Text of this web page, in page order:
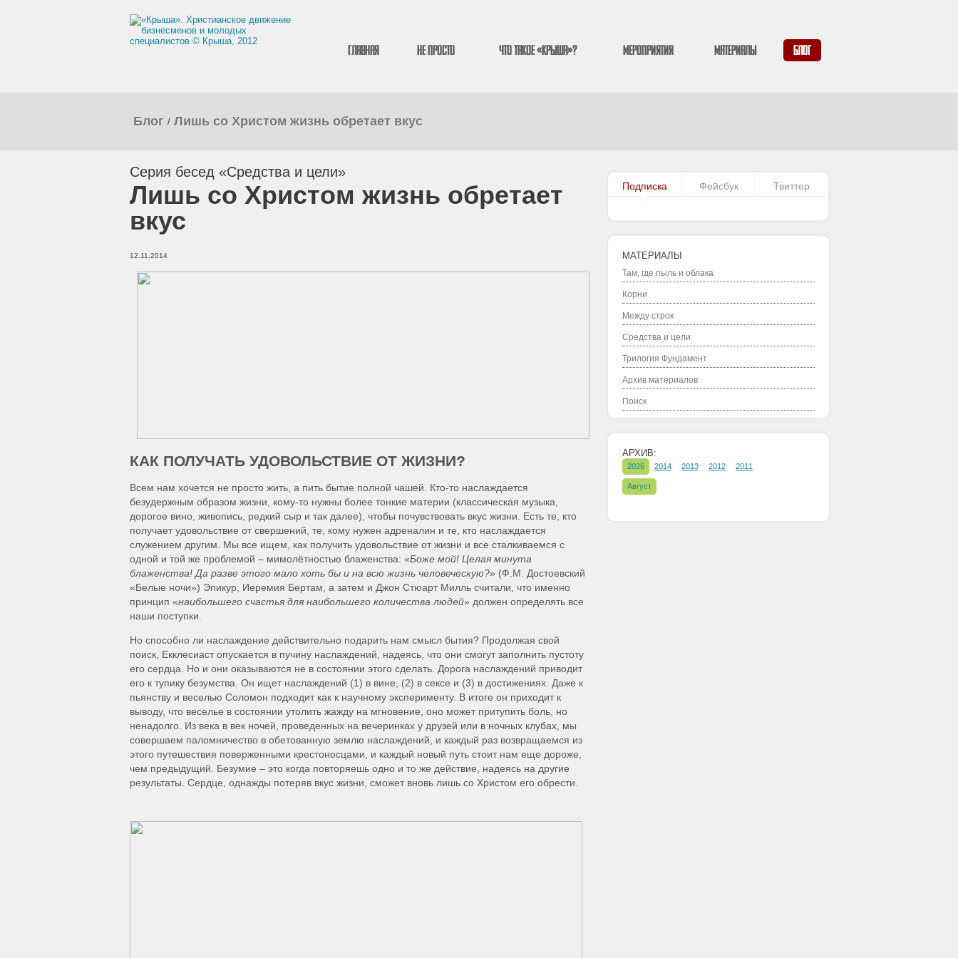
Главная Не просто Что такое «Крыша»? Мероприятия Материалы Блог
Блог / Лишь со Христом жизнь обретает вкус
Серия бесед «Средства и цели»
Лишь со Христом жизнь обретает
вкус
12.11.2014
КАК ПОЛУЧАТЬ УДОВОЛЬСТВИЕ ОТ ЖИЗНИ?
Всем нам хочется не просто жить, а пить бытие полной чашей. Кто-то наслаждается
безудержным образом жизни, кому-то нужны более тонкие материи (классическая музыка,
дорогое вино, живопись, редкий сыр и так далее), чтобы почувствовать вкус жизни. Есть те, кто
получает удовольствие от свершений, те, кому нужен адреналин и те, кто наслаждается
служением другим. Мы все ищем, как получить удовольствие от жизни и все сталкиваемся с
одной и той же проблемой – мимолётностью блаженства: «Боже мой! Целая минута
блаженства! Да разве этого мало хоть бы и на всю жизнь человеческую?» (Ф.М. Достоевский
«Белые ночи») Эпикур, Иеремия Бертам, а затем и Джон Стюарт Милль считали, что именно
принцип «наибольшего счастья для наибольшего количества людей» должен определять все
наши поступки.
Но способно ли наслаждение действительно подарить нам смысл бытия? Продолжая свой
поиск, Екклесиаст опускается в пучину наслаждений, надеясь, что они смогут заполнить пустоту
его сердца. Но и они оказываются не в состоянии этого сделать. Дорога наслаждений приводит
его к тупику безумства. Он ищет наслаждений (1) в вине, (2) в сексе и (3) в достижениях. Даже к
пьянству и веселью Соломон подходит как к научному эксперименту. В итоге он приходит к
выводу, что веселье в состоянии утолить жажду на мгновение, оно может притупить боль, но
ненадолго. Из века в век ночей, проведенных на вечеринках у друзей или в ночных клубах, мы
совершаем паломничество в обетованную землю наслаждений, и каждый раз возвращаемся из
этого путешествия поверженными крестоносцами, и каждый новый путь стоит нам еще дороже,
чем предыдущий. Безумие – это когда повторяешь одно и то же действие, надеясь на другие
результаты. Сердце, однажды потеряв вкус жизни, сможет вновь лишь со Христом его обрести.
Подписка Фейсбук Твиттер
МАТЕРИАЛЫ
Там, где пыль и облака
Корни
Между строк
Средства и цели
Трилогия Фундамент
Архив материалов
Поиск
АРХИВ:
2026 2014 2013 2012 2011
Август